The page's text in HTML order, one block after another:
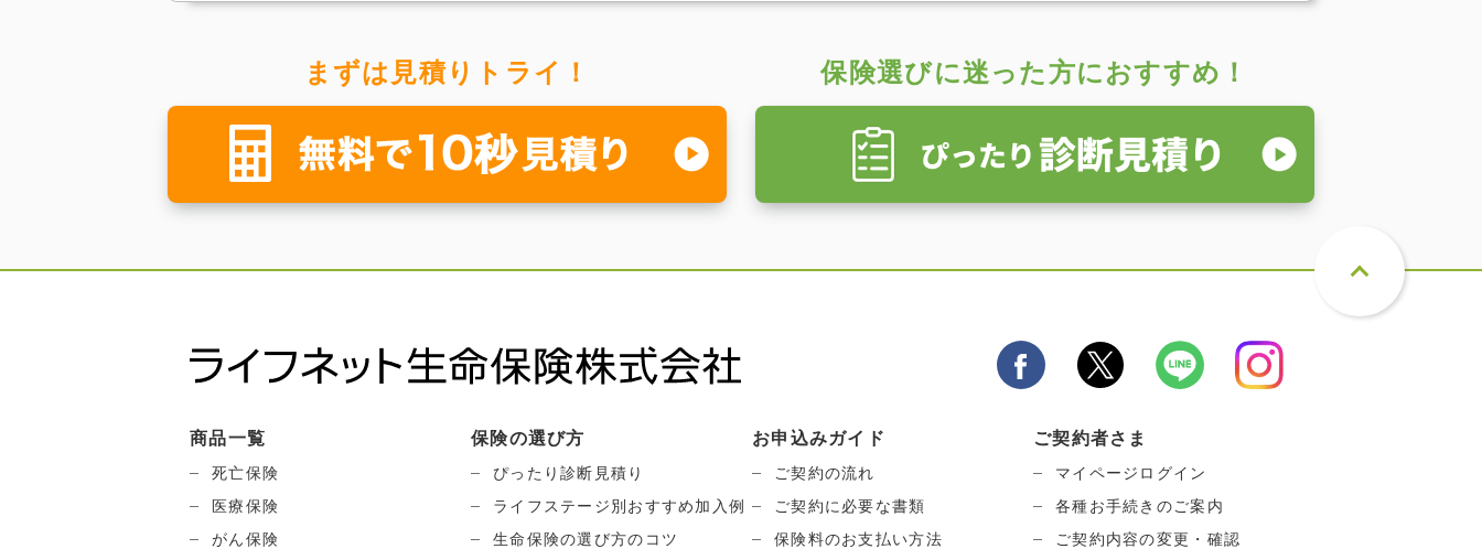
まずは見積りトライ！ 保険選びに迷った方におすすめ！
商品一覧
死亡保険
医療保険
がん保険
保険の選び方
ぴったり診断見積り
ライフステージ別おすすめ加入例
生命保険の選び方のコツ
お申込みガイド
ご契約の流れ
ご契約に必要な書類
保険料のお支払い方法
ご契約者さま
マイページログイン
各種お手続きのご案内
ご契約内容の変更・確認